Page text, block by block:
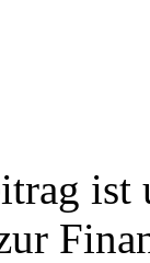
ist